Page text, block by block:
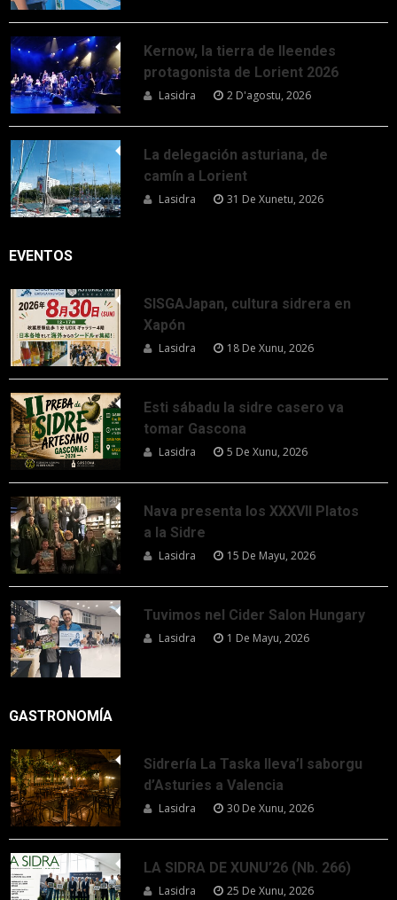
Kernow, la tierra de lleendes
protagonista de Lorient 2026
Lasidra 2 D'agostu, 2026
La delegación asturiana, de
camín a Lorient
Lasidra 31 De Xunetu, 2026
EVENTOS
SISGAJapan, cultura sidrera en
Xapón
Lasidra 18 De Xunu, 2026
Esti sábadu la sidre casero va
tomar Gascona
Lasidra 5 De Xunu, 2026
Nava presenta los XXXVII Platos
a la Sidre
Lasidra 15 De Mayu, 2026
Tuvimos nel Cider Salon Hungary
Lasidra 1 De Mayu, 2026
GASTRONOMÍA
Sidrería La Taska lleva’l saborgu
d’Asturies a Valencia
Lasidra 30 De Xunu, 2026
LA SIDRA DE XUNU’26 (Nb. 266)
Lasidra 25 De Xunu, 2026